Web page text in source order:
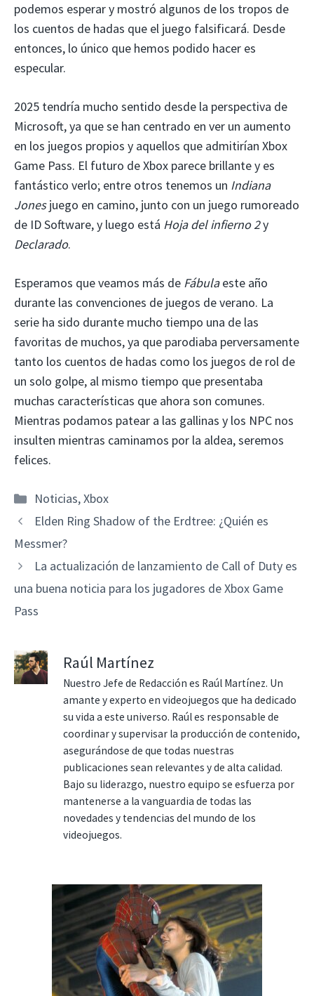
podemos esperar y mostró algunos de los tropos de
los cuentos de hadas que el juego falsificará. Desde
entonces, lo único que hemos podido hacer es
especular.
2025 tendría mucho sentido desde la perspectiva de
Microsoft, ya que se han centrado en ver un aumento
en los juegos propios y aquellos que admitirían Xbox
Game Pass. El futuro de Xbox parece brillante y es
fantástico verlo; entre otros tenemos un Indiana
Jonesjuego en camino, junto con un juego rumoreado
de ID Software, y luego está Hoja del infierno 2y
Declarado.
Esperamos que veamos más de Fábulaeste año
durante las convenciones de juegos de verano. La
serie ha sido durante mucho tiempo una de las
favoritas de muchos, ya que parodiaba perversamente
tanto los cuentos de hadas como los juegos de rol de
un solo golpe, al mismo tiempo que presentaba
muchas características que ahora son comunes.
Mientras podamos patear a las gallinas y los NPC nos
insulten mientras caminamos por la aldea, seremos
felices.
Categorías
Noticias,Xbox
Elden Ring Shadow of the Erdtree: ¿Quién es
Messmer?
La actualización de lanzamiento de Call of Duty es
una buena noticia para los jugadores de Xbox Game
Pass
Raúl Martínez
Nuestro Jefe de Redacción es Raúl Martínez. Un
amante y experto en videojuegos que ha dedicado
su vida a este universo. Raúl es responsable de
coordinar y supervisar la producción de contenido,
asegurándose de que todas nuestras
publicaciones sean relevantes y de alta calidad.
Bajo su liderazgo, nuestro equipo se esfuerza por
mantenerse a la vanguardia de todas las
novedades y tendencias del mundo de los
videojuegos.